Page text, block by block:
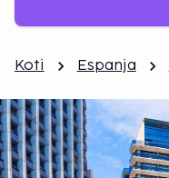
Koti Espanja